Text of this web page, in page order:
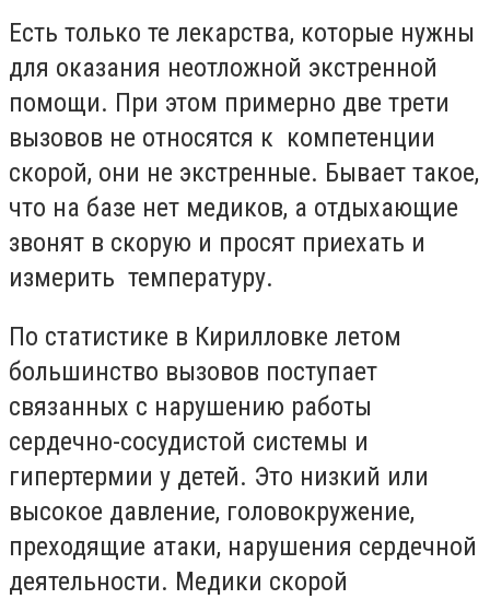
Есть только те лекарства, которые нужны
для оказания неотложной экстренной
помощи. При этом примерно две трети
вызовов не относятся к компетенции
скорой, они не экстренные. Бывает такое,
что на базе нет медиков, а отдыхающие
звонят в скорую и просят приехать и
измерить температуру.
По статистике в Кирилловке летом
большинство вызовов поступает
связанных с нарушению работы
сердечно-сосудистой системы и
гипертермии у детей. Это низкий или
высокое давление, головокружение,
преходящие атаки, нарушения сердечной
деятельности. Медики скорой